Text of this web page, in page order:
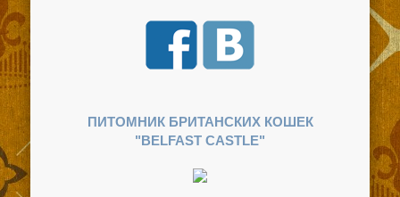
ПИТОМНИК БРИТАНСКИХ КОШЕК
"BELFAST CASTLE"